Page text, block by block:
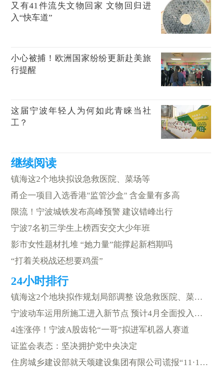
又有41件流失文物回家 文物回归进
入“快车道”
小心被捕！欧洲国家纷纷更新赴美旅
行提醒
这届宁波年轻人为何如此青睐当社
工？
镇海这2个地块拟设急救医院、菜场等
甬企一项目入选香港"监管沙盒" 含金量有多高
限流！宁波城铁发布高峰预警 建议错峰出行
宁波7名初三学生上榜西安交大少年班
影市女性题材扎堆 “她力量”能撑起新档期吗
“打着关税战还想要鸡蛋”
镇海这2个地块拟作规划局部调整 设急救医院、菜场、综合超市等
宁波动车运用所施工进入新节点 预计4月全面投入使用
4连涨停！宁波A股齿轮“一哥”拟进军机器人赛道
证监会表态：坚决拥护党中央决定
住房城乡建设部就天颂建设集团有限公司谎报“11·18”较大事故约谈浙江省住房城乡建设厅